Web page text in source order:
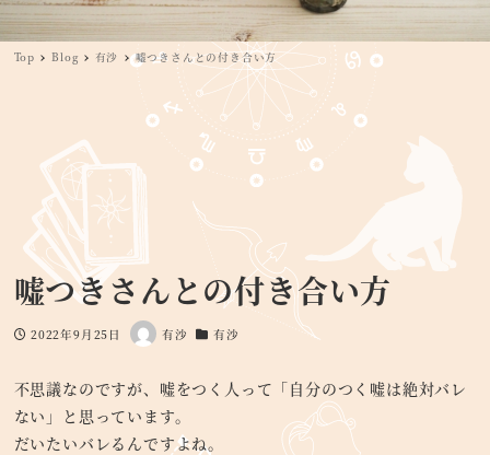
Top Blog 有沙 嘘つきさんとの付き合い方
嘘つきさんとの付き合い方
投稿日
2022年9月25日
著
有沙
カテゴリー
有沙
不思議なのですが、嘘をつく人って「自分のつく嘘は絶対バレ
ない」と思っています。
だいたいバレるんですよね。